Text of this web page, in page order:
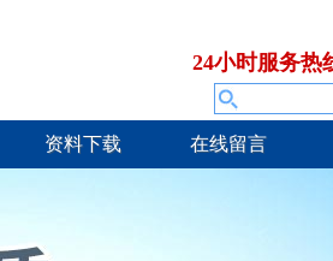
24小时服务热
资料下载 在线留言